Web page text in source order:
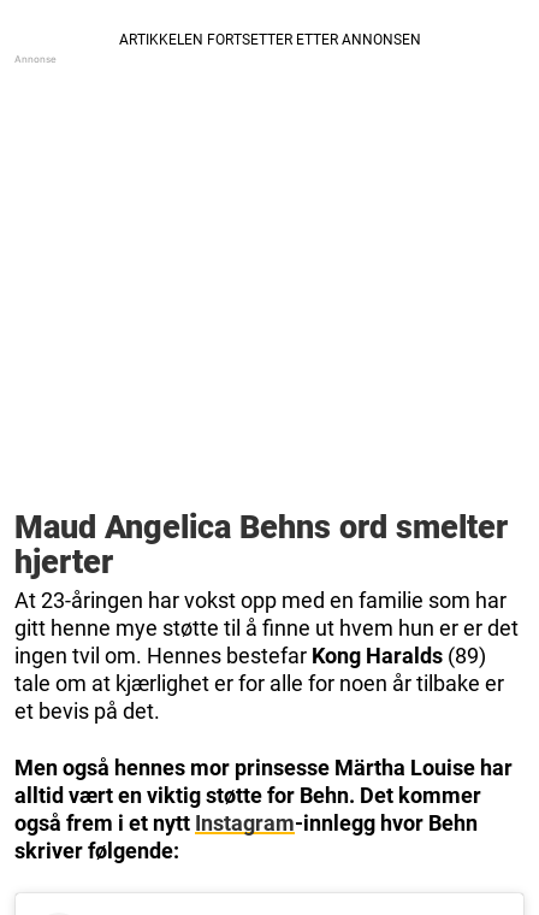
Maud Angelica Behns ord smelter
hjerter
At 23-åringen har vokst opp med en familie som har
gitt henne mye støtte til å finne ut hvem hun er er det
ingen tvil om. Hennes bestefar Kong Haralds (89)
tale om at kjærlighet er for alle for noen år tilbake er
et bevis på det.
Men også hennes mor prinsesse Märtha Louise har
alltid vært en viktig støtte for Behn. Det kommer
også frem i et nytt Instagram-innlegg hvor Behn
skriver følgende: